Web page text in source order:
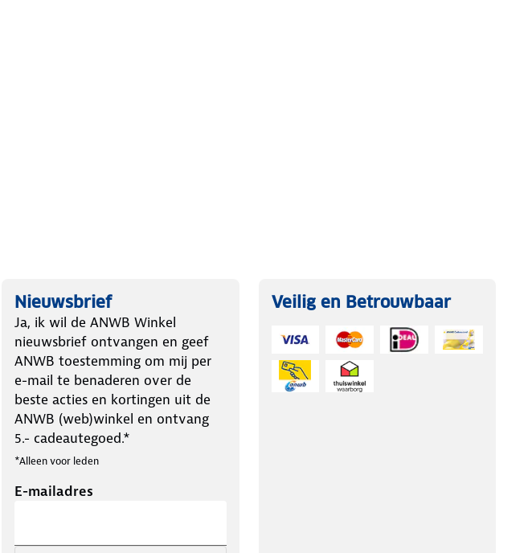
van
Nieuwsbrief
Ja, ik wil de ANWB Winkel
nieuwsbrief ontvangen en geef
ANWB toestemming om mij per
e-mail te benaderen over de
beste acties en kortingen uit de
ANWB (web)winkel en ontvang
5.- cadeautegoed.*
*Alleen voor leden
E-mailadres
Veilig en Betrouwbaar